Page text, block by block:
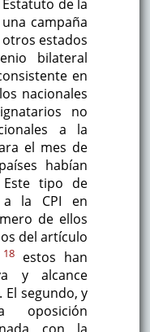
de la
campaña
estados
bilateral
en
nacionales
no
a la
el mes de
habían
Este tipo de
a la CPI en
de ellos
del artículo
18
estos han
y alcance
segundo, y
oposición